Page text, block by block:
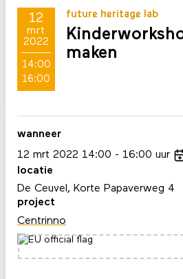
12
mrt
2022
14:00
16:00
future heritage lab
maken
wanneer
12 mrt 2022 14:00 16:00 uur
locatie
De Ceuvel, Korte Papaverweg 4
project
Centrinno